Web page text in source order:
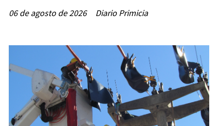
Diario Primicia
06 de agosto de 2026